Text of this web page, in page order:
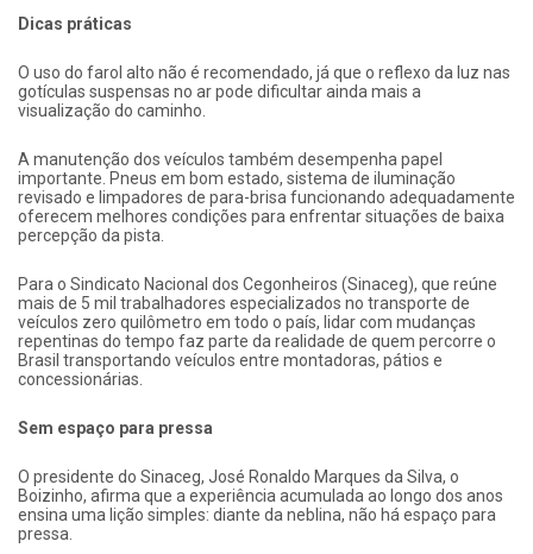
Dicas práticas
O uso do farol alto não é recomendado, já que o reflexo da luz nas
gotículas suspensas no ar pode dificultar ainda mais a
visualização do caminho.
A manutenção dos veículos também desempenha papel
importante. Pneus em bom estado, sistema de iluminação
revisado e limpadores de para-brisa funcionando adequadamente
oferecem melhores condições para enfrentar situações de baixa
percepção da pista.
Para o Sindicato Nacional dos Cegonheiros (Sinaceg), que reúne
mais de 5 mil trabalhadores especializados no transporte de
veículos zero quilômetro em todo o país, lidar com mudanças
repentinas do tempo faz parte da realidade de quem percorre o
Brasil transportando veículos entre montadoras, pátios e
concessionárias.
Sem espaço para pressa
O presidente do Sinaceg, José Ronaldo Marques da Silva, o
Boizinho, afirma que a experiência acumulada ao longo dos anos
ensina uma lição simples: diante da neblina, não há espaço para
pressa.